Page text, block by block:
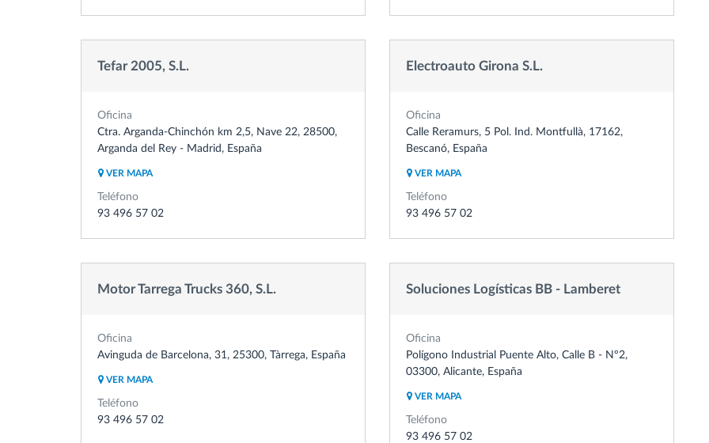
Tefar 2005, S.L.
Oficina
Ctra. Arganda-Chinchón km 2,5, Nave 22, 28500,
Arganda del Rey - Madrid, España
VER MAPA
Teléfono
93 496 57 02
Electroauto Girona S.L.
Oficina
Calle Reramurs, 5 Pol. Ind. Montfullà, 17162,
Bescanó, España
VER MAPA
Teléfono
93 496 57 02
Motor Tarrega Trucks 360, S.L.
Oficina
Avinguda de Barcelona, 31, 25300, Tàrrega, España
VER MAPA
Teléfono
93 496 57 02
Soluciones Logísticas BB - Lamberet
Oficina
Polígono Industrial Puente Alto, Calle B - Nº2,
03300, Alicante, España
VER MAPA
Teléfono
93 496 57 02